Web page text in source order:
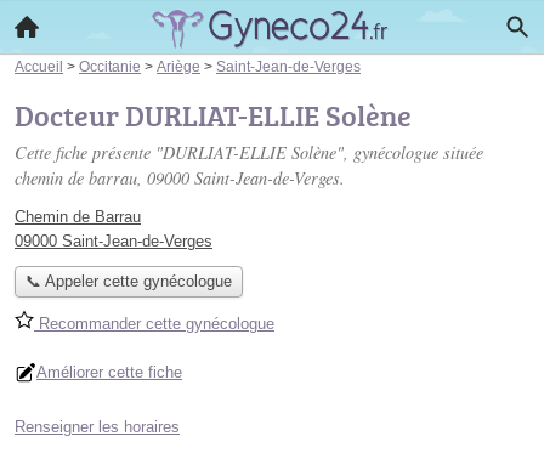
Accueil > Occitanie > Ariège > Saint-Jean-de-Verges
Docteur DURLIAT-ELLIE Solène
Cette fiche présente "DURLIAT-ELLIE Solène", gynécologue située
chemin de barrau, 09000 Saint-Jean-de-Verges.
Chemin de Barrau
09000 Saint-Jean-de-Verges
📞 Appeler cette gynécologue
Recommander cette gynécologue
Améliorer cette fiche
Renseigner les horaires